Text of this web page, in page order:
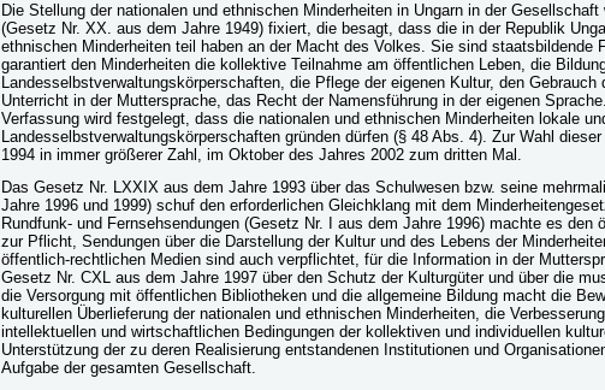
Die Stellung der nationalen und ethnischen Minderheiten in Ungarn in der
(Gesetz Nr. XX. aus dem Jahre 1949) fixiert, die besagt, dass die in der Republik
ethnischen Minderheiten teil haben an der Macht des Volkes. Sie sind staatsbildende
garantiert den Minderheiten die kollektive Teilnahme am öffentlichen Leben, die
Landesselbstverwaltungskörperschaften, die Pflege der eigenen Kultur, den Gebrauch
Unterricht in der Muttersprache, das Recht der Namensführung in der eigenen
Verfassung wird festgelegt, dass die nationalen und ethnischen Minderheiten lokale
Landesselbstverwaltungskörperschaften gründen dürfen (§ 48 Abs. 4). Zur Wahl
1994 in immer größerer Zahl, im Oktober des Jahres 2002 zum dritten Mal.
Das Gesetz Nr. LXXIX aus dem Jahre 1993 über das Schulwesen bzw. seine
Jahre 1996 und 1999) schuf den erforderlichen Gleichklang mit dem
Rundfunk- und Fernsehsendungen (Gesetz Nr. I aus dem Jahre 1996) machte es den
zur Pflicht, Sendungen über die Darstellung der Kultur und des Lebens der
öffentlich-rechtlichen Medien sind auch verpflichtet, für die Information in der
Gesetz Nr. CXL aus dem Jahre 1997 über den Schutz der Kulturgüter und über die
die Versorgung mit öffentlichen Bibliotheken und die allgemeine Bildung macht die
kulturellen Überlieferung der nationalen und ethnischen Minderheiten, die
intellektuellen und wirtschaftlichen Bedingungen der kollektiven und individuellen
Unterstützung der zu deren Realisierung entstandenen Institutionen und
Aufgabe der gesamten Gesellschaft.